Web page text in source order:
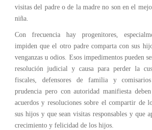
visitas del padre o de la madre no son en el
niña.
Con frecuencia hay progenitores,
impiden que el otro padre comparta con sus
venganzas u odios. Esos impedimentos pueden
resolución judicial y causa para perder la
fiscales, defensores de familia y
prudencia pero con autoridad manifiesta
acuerdos y resoluciones sobre el compartir de
sus hijos y que sean visitas responsables y que
crecimiento y felicidad de los hijos.